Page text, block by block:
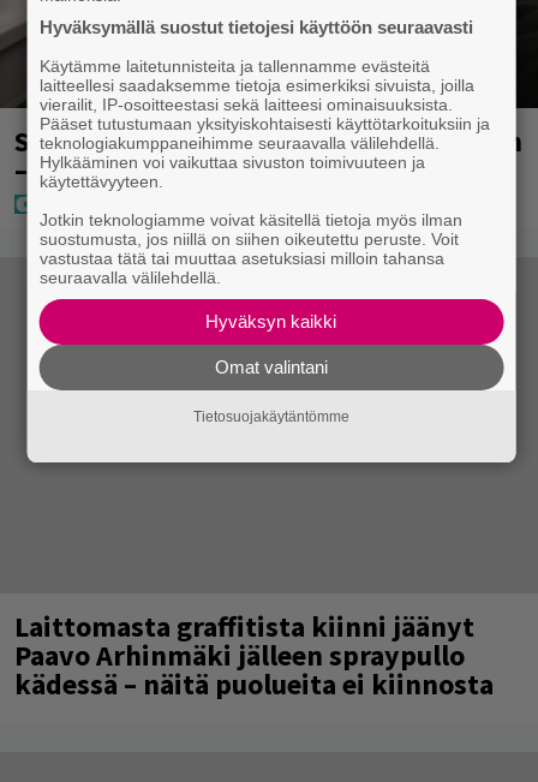
Sampo Kaulanen sai oudon tulehduksen
– makaa hoitolaitteessa nytkähdellen
Laittomasta graffitista kiinni jäänyt
Paavo Arhinmäki jälleen spraypullo
kädessä – näitä puolueita ei kiinnosta
Hyväksymällä suostut tietojesi käyttöön seuraavasti
Käytämme laitetunnisteita ja tallennamme evästeitä
laitteellesi saadaksemme tietoja esimerkiksi sivuista, joilla
vierailit, IP-osoitteestasi sekä laitteesi ominaisuuksista.
Pääset tutustumaan yksityiskohtaisesti käyttötarkoituksiin ja
teknologiakumppaneihimme seuraavalla välilehdellä.
Hylkääminen voi vaikuttaa sivuston toimivuuteen ja
käytettävyyteen.
Jotkin teknologiamme voivat käsitellä tietoja myös ilman
suostumusta, jos niillä on siihen oikeutettu peruste. Voit
vastustaa tätä tai muuttaa asetuksiasi milloin tahansa
seuraavalla välilehdellä.
Hyväksyn kaikki
Omat valintani
Tietosuojakäytäntömme